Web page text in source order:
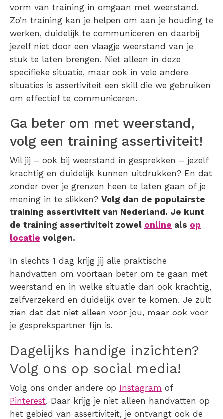
vorm van training in omgaan met weerstand.
Zo’n training kan je helpen om aan je houding te
werken, duidelijk te communiceren en daarbij
jezelf niet door een vlaagje weerstand van je
stuk te laten brengen. Niet alleen in deze
specifieke situatie, maar ook in vele andere
situaties is assertiviteit een skill die we gebruiken
om effectief te communiceren.
Ga beter om met weerstand,
volg een training assertiviteit!
Wil jij – ook bij weerstand in gesprekken – jezelf
krachtig en duidelijk kunnen uitdrukken? En dat
zonder over je grenzen heen te laten gaan of je
mening in te slikken? Volg dan de populairste
training assertiviteit van Nederland. Je kunt
de training assertiviteit zowel online als op
locatie volgen.
In slechts 1 dag krijg jij alle praktische
handvatten om voortaan beter om te gaan met
weerstand en in welke situatie dan ook krachtig,
zelfverzekerd en duidelijk over te komen. Je zult
zien dat dat niet alleen voor jou, maar ook voor
je gesprekspartner fijn is.
Dagelijks handige inzichten?
Volg ons op social media!
Volg ons onder andere op Instagram of
Pinterest. Daar krijg je niet alleen handvatten op
het gebied van assertiviteit, je ontvangt ook de